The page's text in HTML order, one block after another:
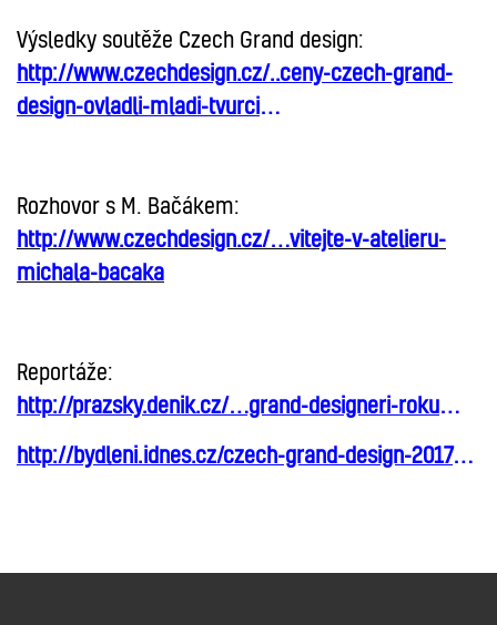
Výsledky soutěže Czech Grand design:
http://www.czechdesign.cz/..ceny-czech-grand-
design-ovladli-mladi-tvurci…
Rozhovor s M. Bačákem:
http://www.czechdesign.cz/…vitejte-v-atelieru-
michala-bacaka
Reportáže:
http://prazsky.denik.cz/…grand-designeri-roku…
http://bydleni.idnes.cz/czech-grand-design-2017…